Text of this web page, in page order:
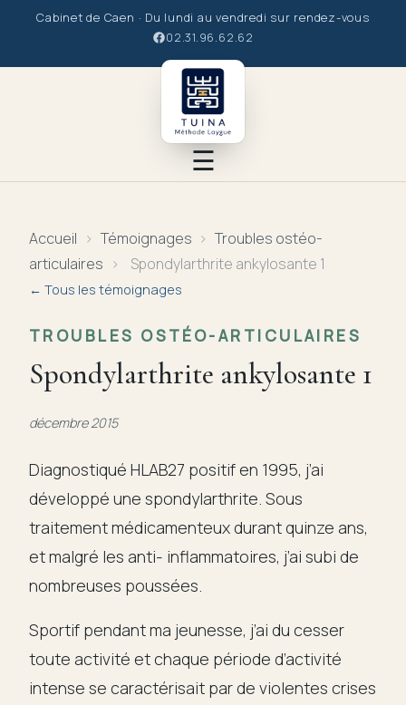
Cabinet de Caen · Du lundi au vendredi sur rendez-vous
02.31.96.62.62
☰
Le praticien
La Méthode
Les soins
Articles
Accueil › Témoignages › Troubles ostéo-
articulaires › Spondylarthrite ankylosante 1
← Tous les témoignages
TROUBLES OSTÉO-ARTICULAIRES
Spondylarthrite ankylosante 1
décembre 2015
Diagnostiqué HLAB27 positif en 1995, j’ai
développé une spondylarthrite. Sous
traitement médicamenteux durant quinze ans,
et malgré les anti- inflammatoires, j’ai subi de
nombreuses poussées.
Sportif pendant ma jeunesse, j’ai du cesser
toute activité et chaque période d’activité
intense se caractérisait par de violentes crises